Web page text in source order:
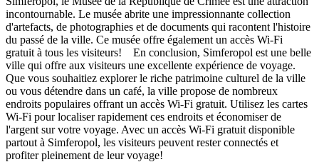
incontournable. Le musée abrite une impressionnante collection
d'artefacts, de photographies et de documents qui racontent l'histoire
du passé de la ville. Ce musée offre également un accès Wi-Fi
gratuit à tous les visiteurs! En conclusion, Simferopol est une belle
ville qui offre aux visiteurs une excellente expérience de voyage.
Que vous souhaitiez explorer le riche patrimoine culturel de la ville
ou vous détendre dans un café, la ville propose de nombreux
endroits populaires offrant un accès Wi-Fi gratuit. Utilisez les cartes
Wi-Fi pour localiser rapidement ces endroits et économiser de
l'argent sur votre voyage. Avec un accès Wi-Fi gratuit disponible
partout à Simferopol, les visiteurs peuvent rester connectés et
profiter pleinement de leur voyage!